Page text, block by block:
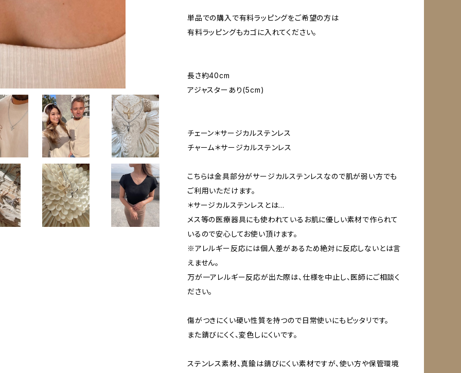
単品での購入で有料ラッピングをご希望の方は
有料ラッピングもカゴに入れてください。
長さ約40cm
アジャスターあり(5cm)
チェーン＊サージカルステンレス
チャーム＊サージカルステンレス
こちらは金具部分がサージカルステンレスなので肌が弱い方でも
ご利用いただけます。
＊サージカルステンレスとは…
メス等の医療器具にも使われているお肌に優しい素材で作られて
いるので安心してお使い頂けます。
※アレルギー反応には個人差があるため絶対に反応しないとは言
えません。
万が一アレルギー反応が出た際は、仕様を中止し、医師にご相談く
ださい。
傷がつきにくい硬い性質を持つので日常使いにもピッタリです。
また錆びにくく、変色しにくいです。
ステンレス素材、真鍮は錆びにくい素材ですが、使い方や保管環境